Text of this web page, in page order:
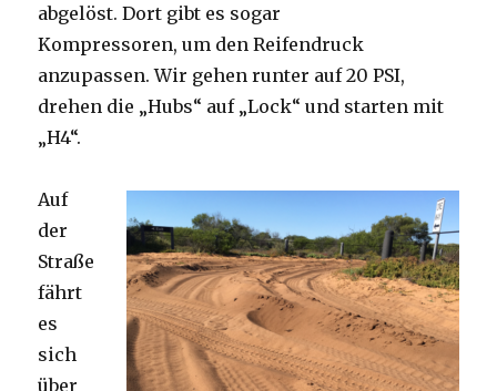
abgelöst. Dort gibt es sogar
Kompressoren, um den Reifendruck
anzupassen. Wir gehen runter auf 20 PSI,
drehen die „Hubs“ auf „Lock“ und starten mit
„H4“.
Auf
der
Straße
fährt
es
sich
über